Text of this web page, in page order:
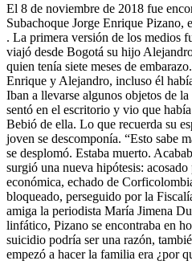
El 8 de noviembre de 2018 fue
Subachoque Jorge Enrique
. La primera versión de los medios
viajó desde Bogotá su hijo
quien tenía siete meses de
Enrique y Alejandro, incluso él
Iban a llevarse algunos objetos de
sentó en el escritorio y vio que
Bebió de ella. Lo que recuerda su
joven se descomponía. “Esto sabe
se desplomó. Estaba muerto.
surgió una nueva hipótesis:
económica, echado de
bloqueado, perseguido por la
amiga la periodista María Jimena
linfático, Pizano se encontraba en
suicidio podría ser una razón,
empezó a hacer la familia era ¿por